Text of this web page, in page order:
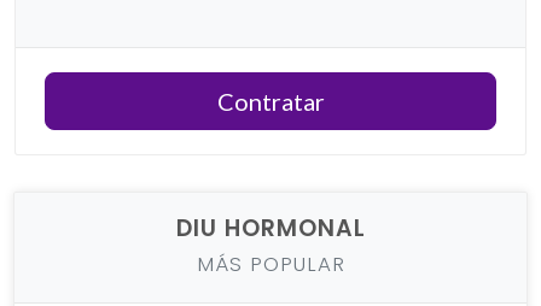
Contratar
DIU HORMONAL
MÁS POPULAR